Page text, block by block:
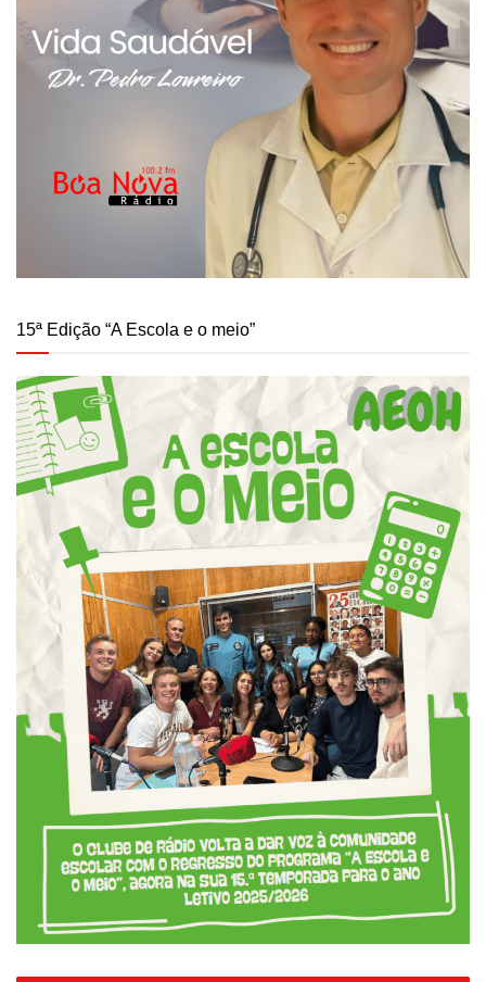
15ª Edição “A Escola e o meio”